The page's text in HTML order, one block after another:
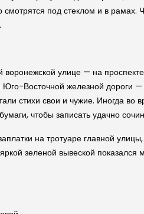
смотрятся под стеклом и в
улице — на
Восточной железной дороги
стихи свои и чужие. Иногда во
чтобы записать удачно
на тротуаре главной
зеленой вывеской